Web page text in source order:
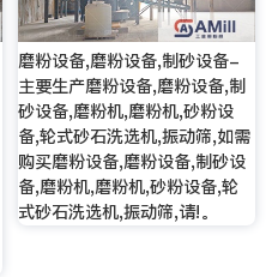
磨粉设备,磨粉设备,制砂设备-
主要生产磨粉设备,磨粉设备,制
砂设备,磨粉机,磨粉机,砂粉设
备,轮式砂石洗选机,振动筛,如需
购买磨粉设备,磨粉设备,制砂设
备,磨粉机,磨粉机,砂粉设备,轮
式砂石洗选机,振动筛,请!。